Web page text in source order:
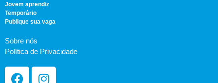
Jovem aprendiz
Temporário
Publique sua vaga
Sobre nós
Política de Privacidade